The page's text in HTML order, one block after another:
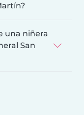
una niñera
San